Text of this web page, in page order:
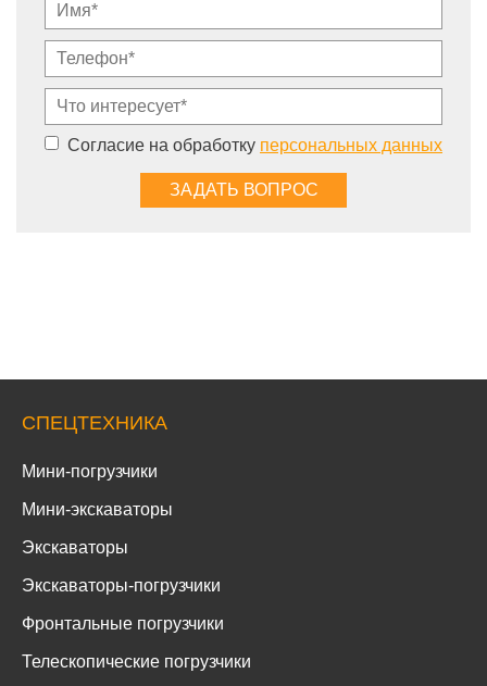
Согласие на обработку персональных данных
СПЕЦТЕХНИКА
Мини-погрузчики
Мини-экскаваторы
Экскаваторы
Экскаваторы-погрузчики
Фронтальные погрузчики
Телескопические погрузчики